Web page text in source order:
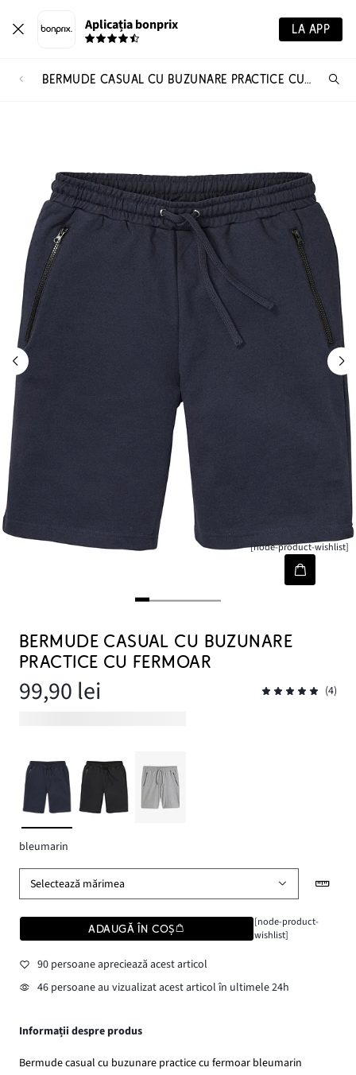
Aplicația bonprix LA APP
BERMUDE CASUAL CU BUZUNARE PRACTICE CU FERMOAR
[node-product-wishlist]
BERMUDE CASUAL CU BUZUNARE
PRACTICE CU FERMOAR
99,90 lei (4)
bleumarin
Selectează mărimea
ADAUGĂ ÎN COȘ
[node-product-
wishlist]
90 persoane apreciează acest articol
46 persoane au vizualizat acest articol în ultimele 24h
Informații despre produs
Bermude casual cu buzunare practice cu fermoar bleumarin